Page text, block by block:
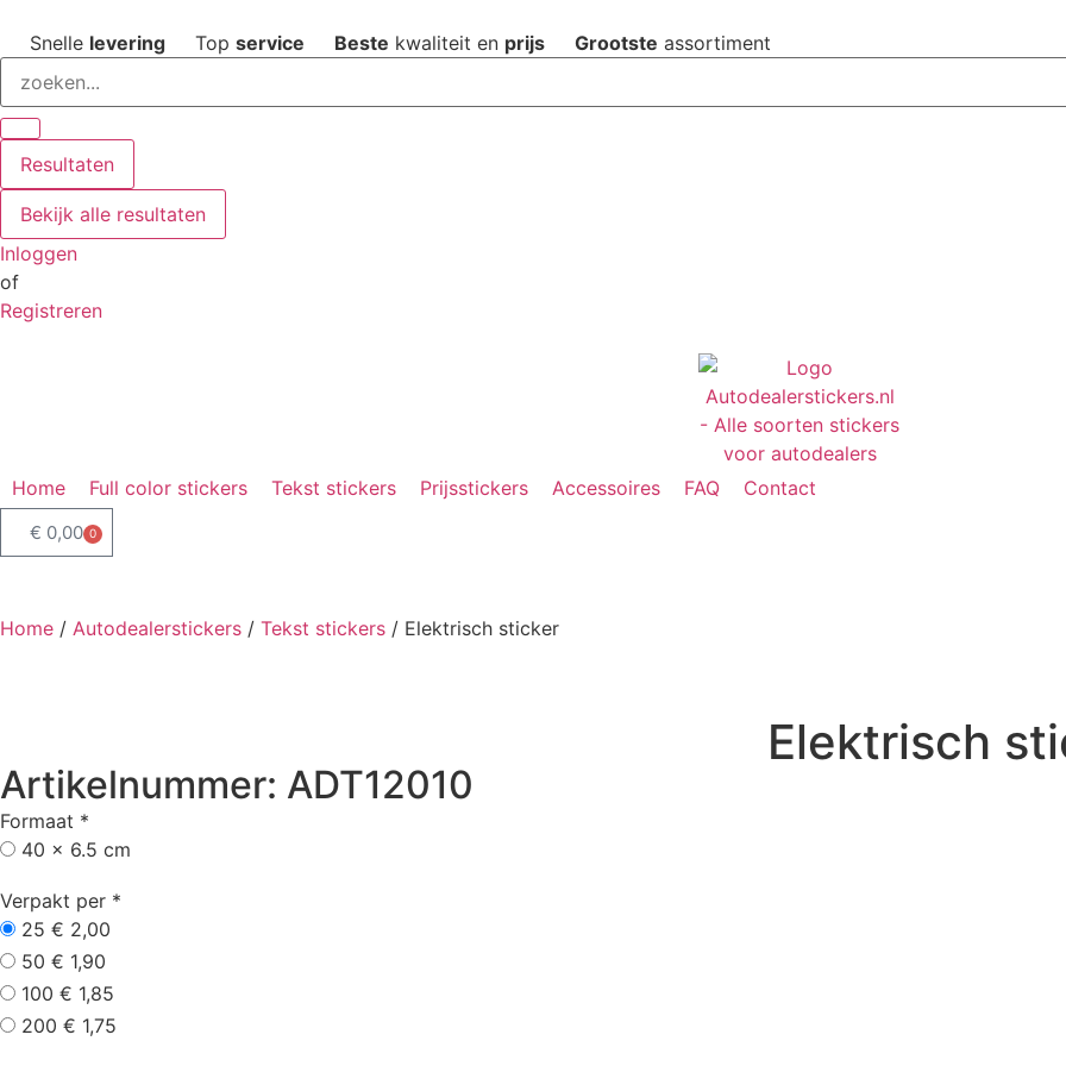
Snelle levering Top service Beste kwaliteit en prijs Grootste assortiment
Resultaten
Bekijk alle resultaten
Inloggen
of
Registreren
Home Full color stickers Tekst stickers Prijsstickers Accessoires FAQ Contact
€ 0,00 0
Home / Autodealerstickers / Tekst stickers / Elektrisch sticker
Elektrisch
Artikelnummer: ADT12010
Formaat *
40 x 6.5 cm
Verpakt per *
25 € 2,00
50 € 1,90
100 € 1,85
200 € 1,75